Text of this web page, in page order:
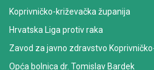
Koprivničko-križevačka županija
Hrvatska Liga protiv raka
Zavod za javno zdravstvo
Opća bolnica dr. Tomislav Bardek